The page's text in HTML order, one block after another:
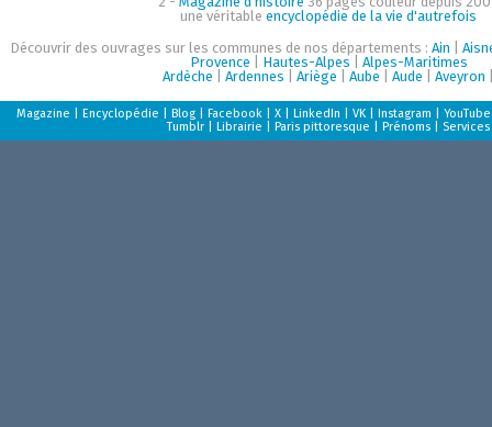
une véritableencyclopédie de la vie d'autrefois
Découvrir des ouvrages sur les communes de nos départements :Ain |
Provence
Hautes-Alpes
Alpes-Maritimes
Ardèche |Ardennes |Ariège |Aube |Aude |Aveyron
Magazine |Encyclopédie |Blog |Facebook |X |LinkedIn |VK |Instagram |YouTube
Tumblr |Librairie |Paris pittoresque |Prénoms Services